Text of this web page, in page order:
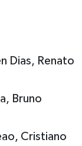
Dias, Renato
Bruno
Cristiano